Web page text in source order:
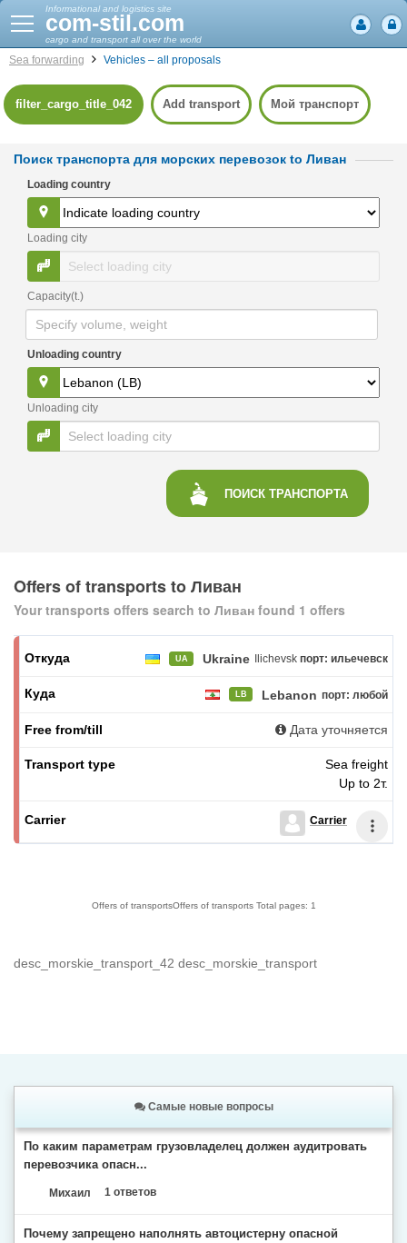
Informational and logistics site
com-stil.com
cargo and transport all over the world
Sea forwarding Vehicles – all proposals
filter_cargo_title_042 Add transport Мой транспорт
Поиск транспорта для морских перевозок to Ливан
Loading country
Loading city
Capacity(t.)
Unloading country
Unloading city
ПОИСК ТРАНСПОРТА
Offers of transports to Ливан
Your transports offers search to Ливан found 1 offers
UA Ukraine Ilichevsk порт: ильечевск
LB Lebanon порт: любой
Дата уточняется
Sea freight
Up to 2т.
Carrier
Offers of transportsOffers of transports Total pages: 1
desc_morskie_transport_42 desc_morskie_transport
Самые новые вопросы
По каким параметрам грузовладелец должен аудитровать
перевозчика опасн...
Михаил 1 ответов
Почему запрещено наполнять автоцистерну опасной